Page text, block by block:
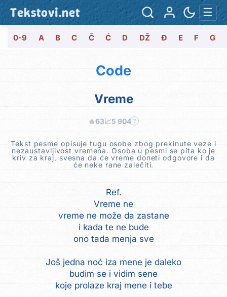
Tekstovi.net ☰
0-9 A B C Č Ć D DŽ Đ E F G
Code
Vreme
🔥63📈5 904 ?
Tekst pesme opisuje tugu osobe zbog prekinute veze i
nezaustavljivost vremena. Osoba u pesmi se pita ko je
kriv za kraj, svesna da će vreme doneti odgovore i da
će neke rane zalečiti.
Ref.
Vreme ne
vreme ne može da zastane
i kada te ne bude
ono tada menja sve
Još jedna noć iza mene je daleko
budim se i vidim sene
koje prolaze kraj mene i tebe